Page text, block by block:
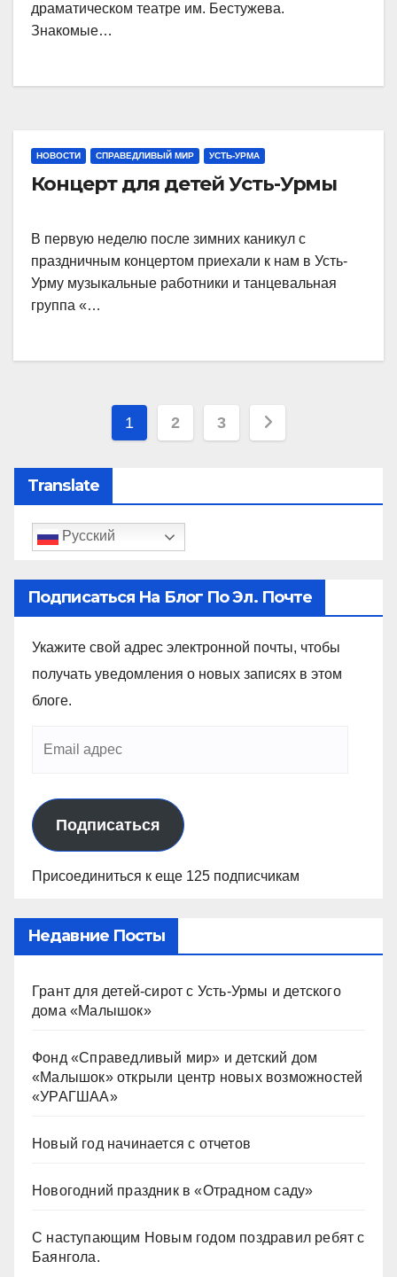
драматическом театре им. Бестужева.
Знакомые…
НОВОСТИ СПРАВЕДЛИВЫЙ МИР УСТЬ-УРМА
Концерт для детей Усть-Урмы
В первую неделю после зимних каникул с
праздничным концертом приехали к нам в Усть-
Урму музыкальные работники и танцевальная
группа «…
1 2 3
Translate
Русский
Подписаться На Блог По Эл. Почте
Укажите свой адрес электронной почты, чтобы
получать уведомления о новых записях в этом
блоге.
Подписаться
Присоединиться к еще 125 подписчикам
Недавние Посты
Грант для детей-сирот с Усть-Урмы и детского
дома «Малышок»
Фонд «Справедливый мир» и детский дом
«Малышок» открыли центр новых возможностей
«УРАГШАА»
Новый год начинается с отчетов
Новогодний праздник в «Отрадном саду»
С наступающим Новым годом поздравил ребят с
Баянгола.